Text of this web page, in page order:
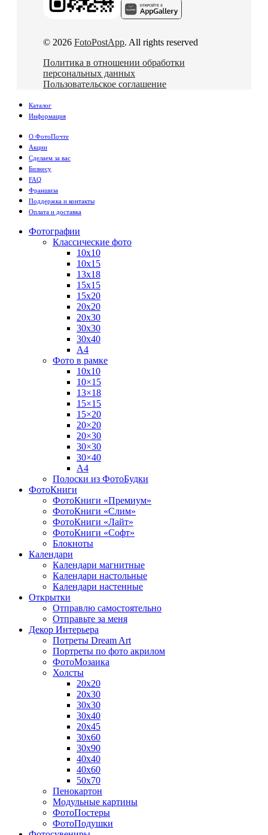
© 2026 FotoPostApp. All rights reserved
Политика в отношении обработки
персональных данных
Пользовательское соглашение
Каталог
Информация
О ФотоПочте
Акции
Сделаем за вас
Бизнесу
FAQ
Франшиза
Поддержка и контакты
Оплата и доставка
Фотографии
Классические фото
10х10
10х15
13х18
15х15
15х20
20х20
20х30
30х30
30х40
А4
Фото в рамке
10х10
10×15
13×18
15×15
15×20
20×20
20×30
30×30
30×40
A4
Полоски из ФотоБудки
ФотоКниги
ФотоКниги «Премиум»
ФотоКниги «Слим»
ФотоКниги «Лайт»
ФотоКниги «Софт»
Блокноты
Календари
Календари магнитные
Календари настольные
Календари настенные
Открытки
Отправлю самостоятельно
Отправьте за меня
Декор Интерьера
Потреты Dream Art
Портреты по фото акрилом
ФотоМозаика
Холсты
20х20
20х30
30х30
30х40
20х45
30х60
30х90
40х40
40х60
50х70
Пенокартон
Модульные картины
ФотоПостеры
ФотоПодушки